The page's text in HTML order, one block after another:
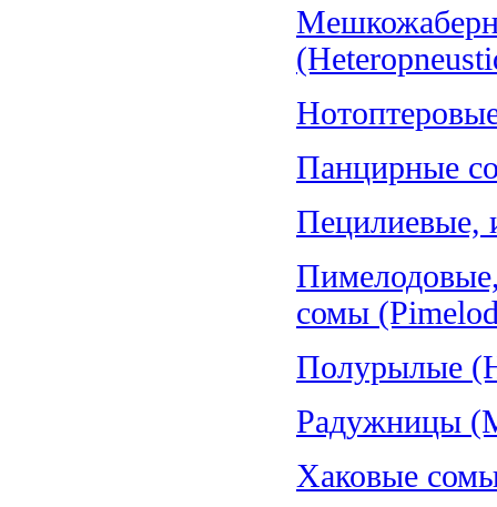
Панцирные
Пецилиевые,
сомы
Полурылые
Радужницы
Хаковые